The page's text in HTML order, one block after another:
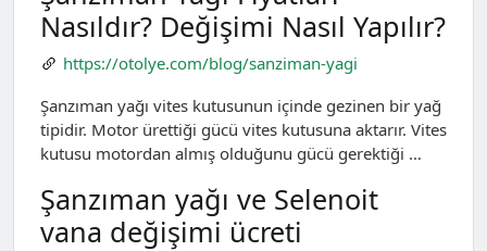
Nasıldır? Değişimi Nasıl Yapılır?
https://otolye.com/blog/sanziman-yagi
Şanzıman yağı vites kutusunun içinde gezinen bir yağ
tipidir. Motor ürettiği gücü vites kutusuna aktarır. Vites
kutusu motordan almış olduğunu gücü gerektiği …
Şanzıman yağı ve Selenoit
vana değişimi ücreti